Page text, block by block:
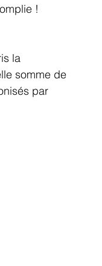
!
la
somme de
par